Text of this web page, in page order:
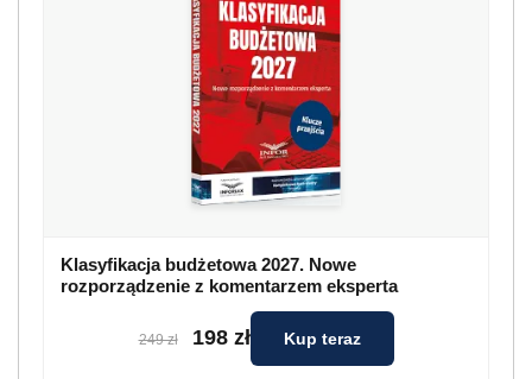
Klasyfikacja budżetowa 2027. Nowe
rozporządzenie z komentarzem eksperta
249 zł 198 zł Kup teraz